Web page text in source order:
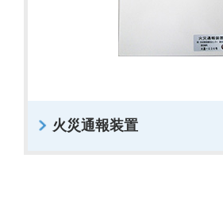
火災通報装置